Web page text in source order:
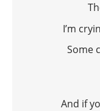
I’m
Some
And if